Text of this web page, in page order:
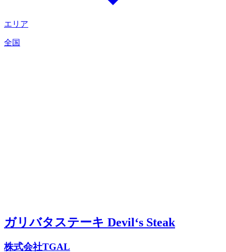
エリア
全国
ガリバタステーキ Devil‘s Steak
株式会社TGAL